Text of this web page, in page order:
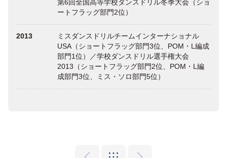
第6回全国高等学校ダンスドリル冬季大会（ショ
ートフラッグ部門2位）
2013
ミスダンスドリルチームインターナショナル
USA（ショートフラッグ部門3位、POM・L編成
部門1位）／学校ダンスドリル選手権大会
2013（ショートフラッグ部門2位、POM・L編
成部門3位、ミス・ソロ部門5位）